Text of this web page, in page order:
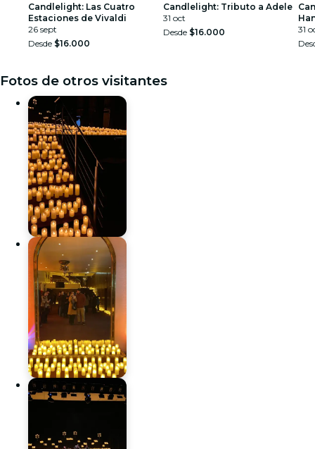
Candlelight: Las Cuatro
Estaciones de Vivaldi
26 sept
Desde $16.000
Candlelight: Tributo a Adele
31 oct
Desde $16.000
31
Fotos de otros visitantes